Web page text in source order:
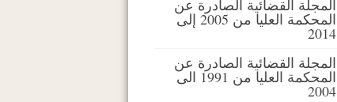
المجلة القضائية الصادرة عن
المحكمة العليا من 2005 إلى
2014
المجلة القضائية الصادرة عن
المحكمة العليا من 1991 الى
2004